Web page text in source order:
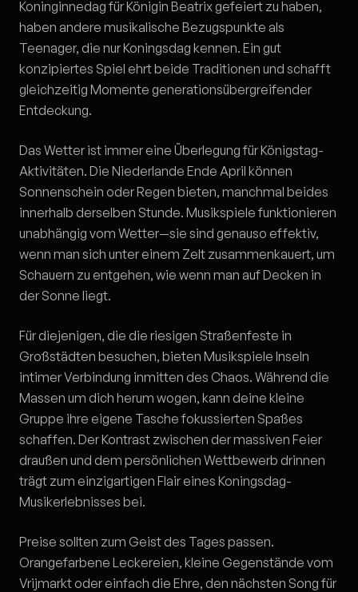
Koninginnedag für Königin Beatrix gefeiert zu haben,
haben andere musikalische Bezugspunkte als
Teenager, die nur Koningsdag kennen. Ein gut
konzipiertes Spiel ehrt beide Traditionen und schafft
gleichzeitig Momente generationsübergreifender
Entdeckung.
Das Wetter ist immer eine Überlegung für Königstag-
Aktivitäten. Die Niederlande Ende April können
Sonnenschein oder Regen bieten, manchmal beides
innerhalb derselben Stunde. Musikspiele funktionieren
unabhängig vom Wetter—sie sind genauso effektiv,
wenn man sich unter einem Zelt zusammenkauert, um
Schauern zu entgehen, wie wenn man auf Decken in
der Sonne liegt.
Für diejenigen, die die riesigen Straßenfeste in
Großstädten besuchen, bieten Musikspiele Inseln
intimer Verbindung inmitten des Chaos. Während die
Massen um dich herum wogen, kann deine kleine
Gruppe ihre eigene Tasche fokussierten Spaßes
schaffen. Der Kontrast zwischen der massiven Feier
draußen und dem persönlichen Wettbewerb drinnen
trägt zum einzigartigen Flair eines Koningsdag-
Musikerlebnisses bei.
Preise sollten zum Geist des Tages passen.
Orangefarbene Leckereien, kleine Gegenstände vom
Vrijmarkt oder einfach die Ehre, den nächsten Song für